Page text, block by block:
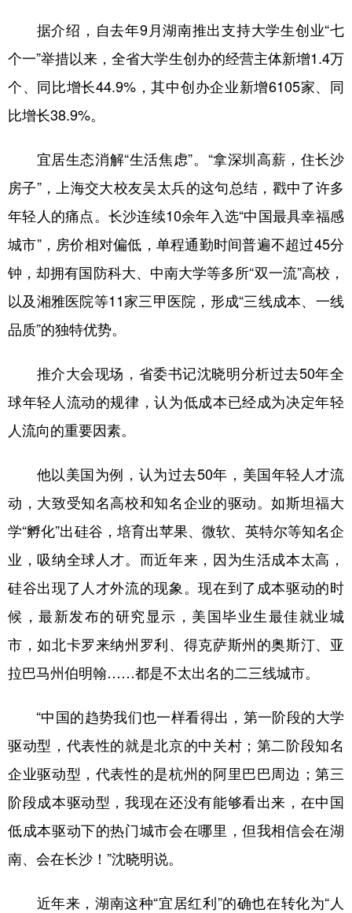
据介绍，自去年9月湖南推出支持大学生创业“七
个一”举措以来，全省大学生创办的经营主体新增1.4万
个、同比增长44.9%，其中创办企业新增6105家、同
比增长38.9%。
宜居生态消解“生活焦虑”。“拿深圳高薪，住长沙
房子”，上海交大校友吴太兵的这句总结，戳中了许多
年轻人的痛点。长沙连续10余年入选“中国最具幸福感
城市”，房价相对偏低，单程通勤时间普遍不超过45分
钟，却拥有国防科大、中南大学等多所“双一流”高校，
以及湘雅医院等11家三甲医院，形成“三线成本、一线
品质”的独特优势。
推介大会现场，省委书记沈晓明分析过去50年全
球年轻人流动的规律，认为低成本已经成为决定年轻
人流向的重要因素。
他以美国为例，认为过去50年，美国年轻人才流
动，大致受知名高校和知名企业的驱动。如斯坦福大
学“孵化”出硅谷，培育出苹果、微软、英特尔等知名企
业，吸纳全球人才。而近年来，因为生活成本太高，
硅谷出现了人才外流的现象。现在到了成本驱动的时
候，最新发布的研究显示，美国毕业生最佳就业城
市，如北卡罗来纳州罗利、得克萨斯州的奥斯汀、亚
拉巴马州伯明翰……都是不太出名的二三线城市。
“中国的趋势我们也一样看得出，第一阶段的大学
驱动型，代表性的就是北京的中关村；第二阶段知名
企业驱动型，代表性的是杭州的阿里巴巴周边；第三
阶段成本驱动型，我现在还没有能够看出来，在中国
低成本驱动下的热门城市会在哪里，但我相信会在湖
南、会在长沙！”沈晓明说。
近年来，湖南这种“宜居红利”的确也在转化为“人